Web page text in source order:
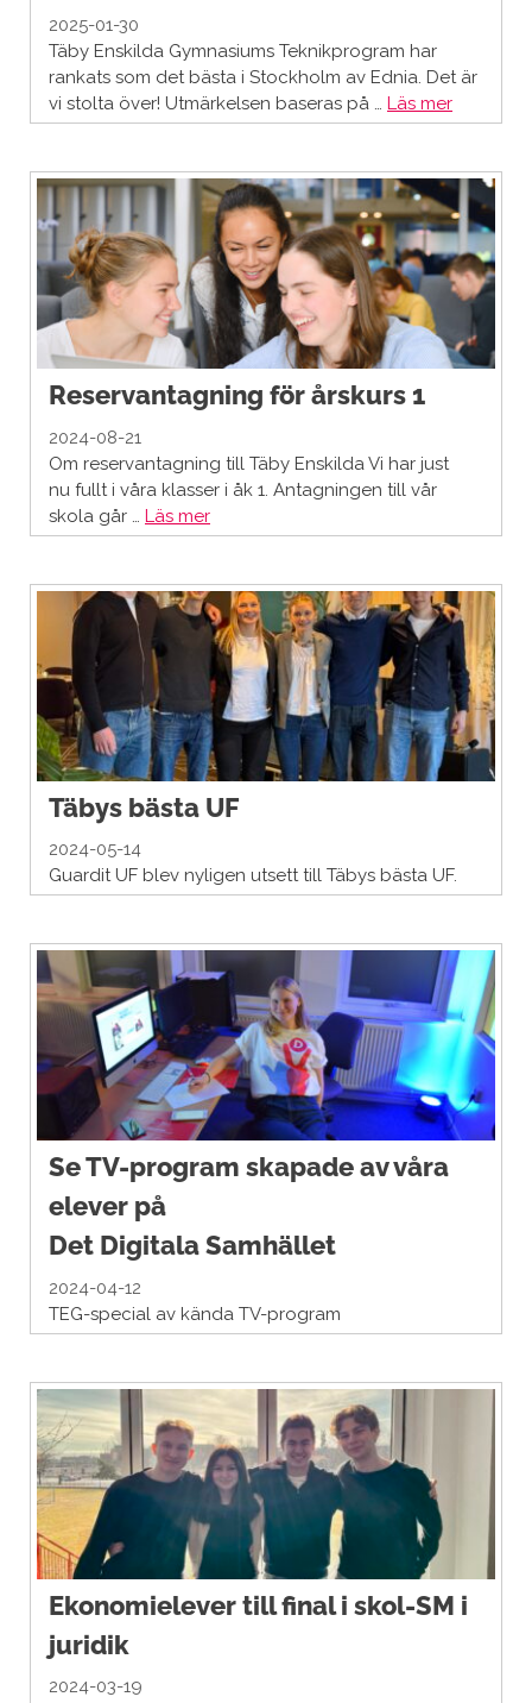
2025-01-30
Täby Enskilda Gymnasiums Teknikprogram har
rankats som det bästa i Stockholm av Ednia. Det är
vi stolta över! Utmärkelsen baseras på … Läs mer
Reservantagning för årskurs 1
2024-08-21
Om reservantagning till Täby Enskilda Vi har just
nu fullt i våra klasser i åk 1. Antagningen till vår
skola går … Läs mer
Täbys bästa UF
2024-05-14
Guardit UF blev nyligen utsett till Täbys bästa UF.
Se TV-program skapade av våra
elever på
Det Digitala Samhället
2024-04-12
TEG-special av kända TV-program
Ekonomielever till final i skol-SM i
juridik
2024-03-19